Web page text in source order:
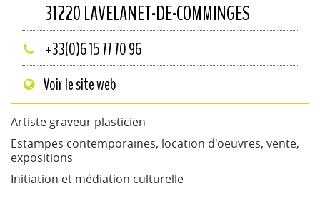
31220LAVELANET-DE-COMMINGES
+33(0)6 15 77 70 96
Voir le site web
Artiste graveur plasticien
Estampes contemporaines, location d'oeuvres, vente,
expositions
Initiation et médiation culturelle